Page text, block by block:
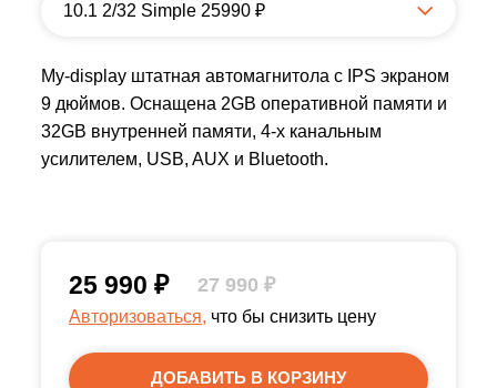
10.1 2/32 Simple 25990 ₽
My-display штатная автомагнитола с IPS экраном
9 дюймов. Оснащена 2GB оперативной памяти и
32GB внутренней памяти, 4-х канальным
усилителем, USB, AUX и Bluetooth.
25 990 ₽ 27 990 ₽
Авторизоваться, что бы снизить цену
ДОБАВИТЬ В КОРЗИНУ